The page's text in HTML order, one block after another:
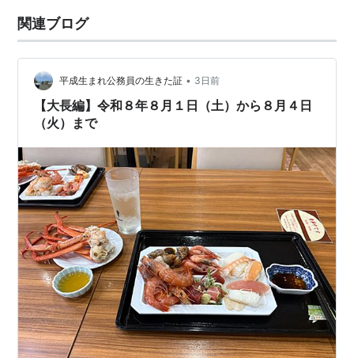
関連ブログ
平成生まれ公務員の生きた証 • 3日前
【大長編】令和８年８月１日（土）から８月４日
（火）まで